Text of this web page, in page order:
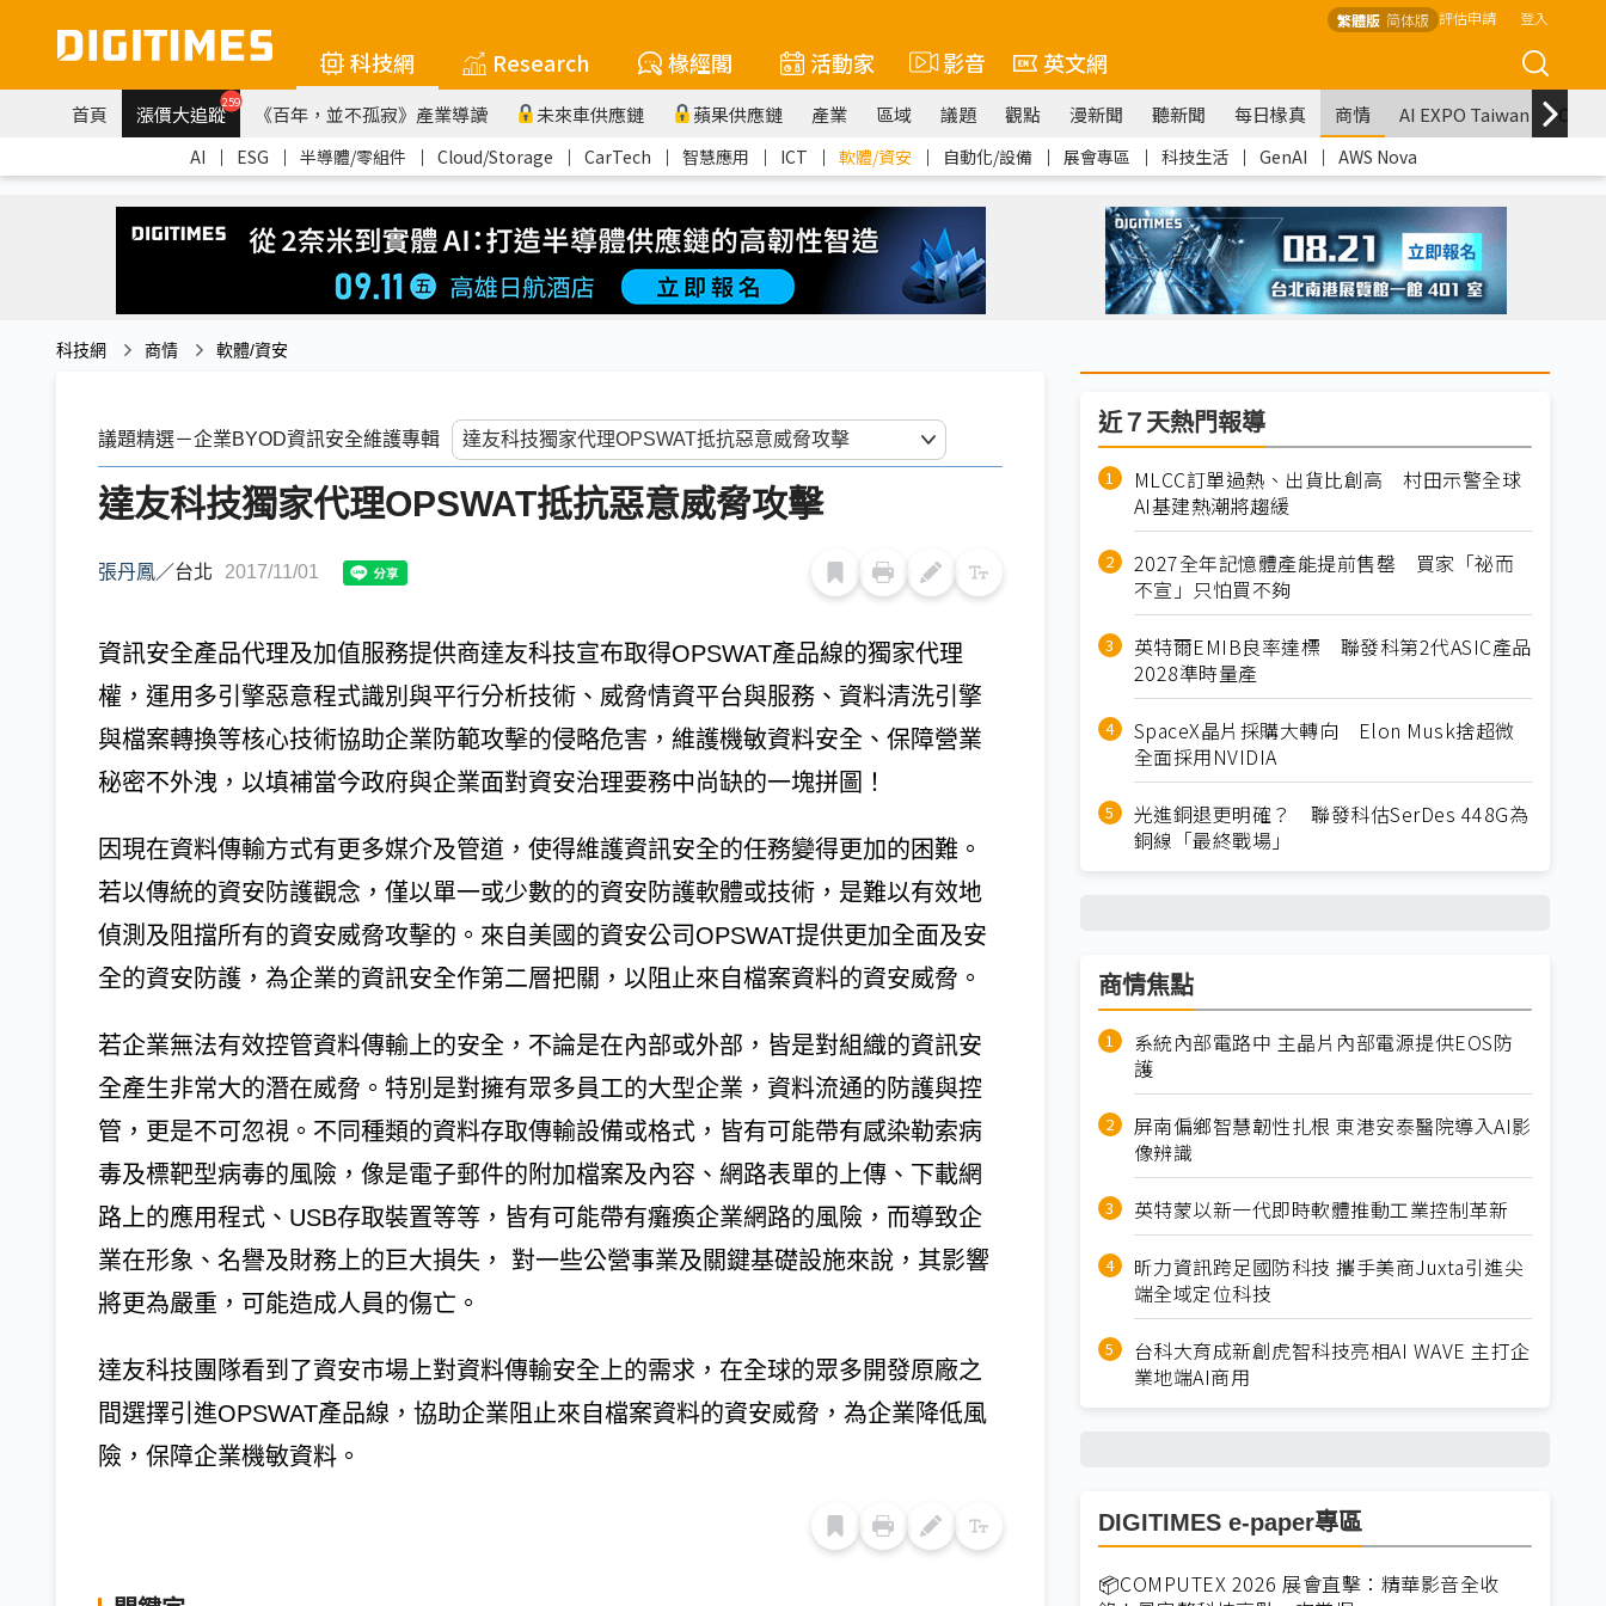
繁體版 简体版 評估申請 登入
科技網 Research 椽經閣 活動家 影音 英文網
首頁 漲價大追蹤259 《百年，並不孤寂》產業導讀 未來車供應鏈 蘋果供應鏈 產業 區域 議題 觀點 漫新聞 聽新聞 每日椽真 商情 AI EXPO Taiwan
AI ｜ ESG ｜ 半導體/零組件 ｜ Cloud/Storage ｜ CarTech ｜ 智慧應用 ｜ ICT ｜ 軟體/資安 ｜ 自動化/設備 ｜ 展會專區 ｜ 科技生活 ｜ GenAI ｜ AWS Nova
科技網 商情 軟體/資安
議題精選－企業BYOD資訊安全維護專輯
達友科技獨家代理OPSWAT抵抗惡意威脅攻擊
張丹鳳／台北 2017/11/01
資訊安全產品代理及加值服務提供商達友科技宣布取得OPSWAT產品線的獨家代理
權，運用多引擎惡意程式識別與平行分析技術、威脅情資平台與服務、資料清洗引擎
與檔案轉換等核心技術協助企業防範攻擊的侵略危害，維護機敏資料安全、保障營業
秘密不外洩，以填補當今政府與企業面對資安治理要務中尚缺的一塊拼圖！
因現在資料傳輸方式有更多媒介及管道，使得維護資訊安全的任務變得更加的困難。
若以傳統的資安防護觀念，僅以單一或少數的的資安防護軟體或技術，是難以有效地
偵測及阻擋所有的資安威脅攻擊的。來自美國的資安公司OPSWAT提供更加全面及安
全的資安防護，為企業的資訊安全作第二層把關，以阻止來自檔案資料的資安威脅。
若企業無法有效控管資料傳輸上的安全，不論是在內部或外部，皆是對組織的資訊安
全產生非常大的潛在威脅。特別是對擁有眾多員工的大型企業，資料流通的防護與控
管，更是不可忽視。不同種類的資料存取傳輸設備或格式，皆有可能帶有感染勒索病
毒及標靶型病毒的風險，像是電子郵件的附加檔案及內容、網路表單的上傳、下載網
路上的應用程式、USB存取裝置等等，皆有可能帶有癱瘓企業網路的風險，而導致企
業在形象、名譽及財務上的巨大損失， 對一些公營事業及關鍵基礎設施來說，其影響
將更為嚴重，可能造成人員的傷亡。
達友科技團隊看到了資安市場上對資料傳輸安全上的需求，在全球的眾多開發原廠之
間選擇引進OPSWAT產品線，協助企業阻止來自檔案資料的資安威脅，為企業降低風
險，保障企業機敏資料。
近７天熱門報導
MLCC訂單過熱、出貨比創高 村田示警全球
AI基建熱潮將趨緩
2027全年記憶體產能提前售罄 買家「祕而
不宣」只怕買不夠
英特爾EMIB良率達標 聯發科第2代ASIC產品
2028準時量產
SpaceX晶片採購大轉向 Elon Musk捨超微
全面採用NVIDIA
光進銅退更明確？ 聯發科估SerDes 448G為
銅線「最終戰場」
商情焦點
系統內部電路中 主晶片內部電源提供EOS防
護
屏南偏鄉智慧韌性扎根 東港安泰醫院導入AI影
像辨識
英特蒙以新一代即時軟體推動工業控制革新
昕力資訊跨足國防科技 攜手美商Juxta引進尖
端全域定位科技
台科大育成新創虎智科技亮相AI WAVE 主打企
業地端AI商用
DIGITIMES e-paper專區
📦COMPUTEX 2026 展會直擊：精華影音全收